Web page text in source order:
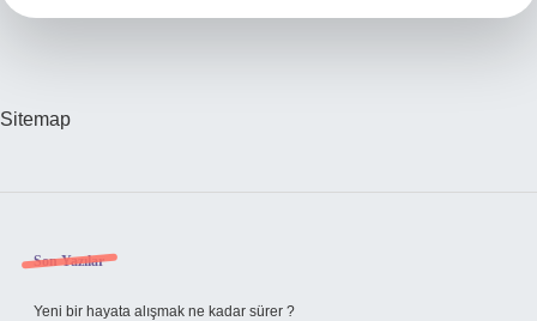
Sitemap
Sidebar
Son Yazılar
Yeni bir hayata alışmak ne kadar sürer ?